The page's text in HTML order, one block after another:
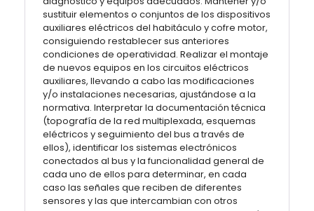
sustituir elementos o conjuntos de los dispositivos
auxiliares eléctricos del habitáculo y cofre motor,
consiguiendo restablecer sus anteriores
condiciones de operatividad. Realizar el montaje
de nuevos equipos en los circuitos eléctricos
auxiliares, llevando a cabo las modificaciones
y/o instalaciones necesarias, ajustándose a la
normativa. Interpretar la documentación técnica
(topografía de la red multiplexada, esquemas
eléctricos y seguimiento del bus a través de
ellos), identificar los sistemas electrónicos
conectados al bus y la funcionalidad general de
cada uno de ellos para determinar, en cada
caso las señales que reciben de diferentes
sensores y las que intercambian con otros